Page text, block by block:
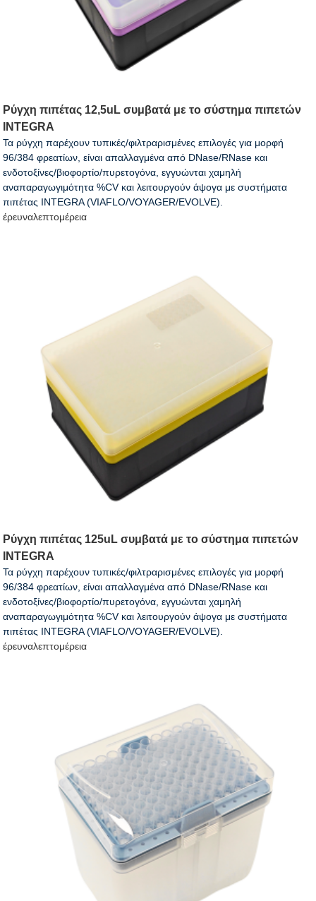
Ρύγχη πιπέτας 12,5uL συμβατά με το σύστημα πιπετών
INTEGRA
Τα ρύγχη παρέχουν τυπικές/φιλτραρισμένες επιλογές για μορφή
96/384 φρεατίων, είναι απαλλαγμένα από DNase/RNase και
ενδοτοξίνες/βιοφορτίο/πυρετογόνα, εγγυώνται χαμηλή
αναπαραγωγιμότητα %CV και λειτουργούν άψογα με συστήματα
πιπέτας INTEGRA (VIAFLO/VOYAGER/EVOLVE).
έρευναλεπτομέρεια
Ρύγχη πιπέτας 125uL συμβατά με το σύστημα πιπετών
INTEGRA
Τα ρύγχη παρέχουν τυπικές/φιλτραρισμένες επιλογές για μορφή
96/384 φρεατίων, είναι απαλλαγμένα από DNase/RNase και
ενδοτοξίνες/βιοφορτίο/πυρετογόνα, εγγυώνται χαμηλή
αναπαραγωγιμότητα %CV και λειτουργούν άψογα με συστήματα
πιπέτας INTEGRA (VIAFLO/VOYAGER/EVOLVE).
έρευναλεπτομέρεια